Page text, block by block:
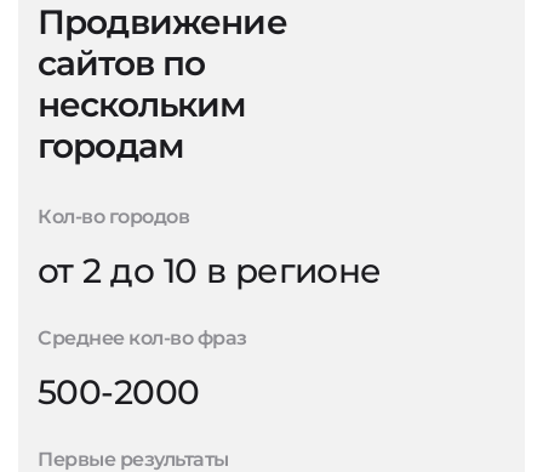
Продвижение
сайтов по
нескольким
городам
Кол-во городов
от 2 до 10 в регионе
Среднее кол-во фраз
500-2000
Первые результаты